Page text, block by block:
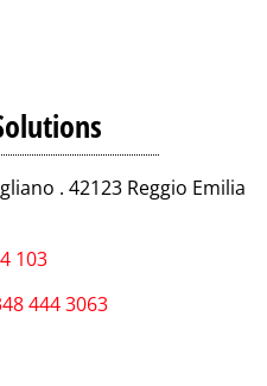
. 42123 Reggio Emilia
103
444 3063